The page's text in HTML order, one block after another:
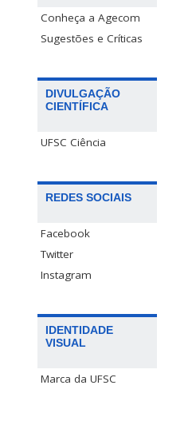
Conheça a Agecom
Sugestões e Críticas
DIVULGAÇÃO
CIENTÍFICA
UFSC Ciência
REDES SOCIAIS
Facebook
Twitter
Instagram
IDENTIDADE
VISUAL
Marca da UFSC